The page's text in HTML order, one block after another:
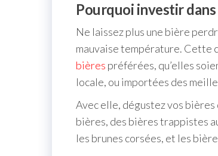
Pourquoi investir
Ne laissez plus une bière
mauvaise température. Cette
bières préférées, qu’elles
locale, ou importées des
Avec elle, dégustez vos
bières, des bières trappistes
les brunes corsées, et les